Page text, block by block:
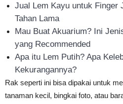
Jual Lem Kayu untuk Finger
Tahan Lama
Mau Buat Akuarium? Ini
yang Recommended
Apa itu Lem Putih? Apa
Kekurangannya?
Rak seperti ini bisa dipakai untuk
tanaman kecil, bingkai foto, atau